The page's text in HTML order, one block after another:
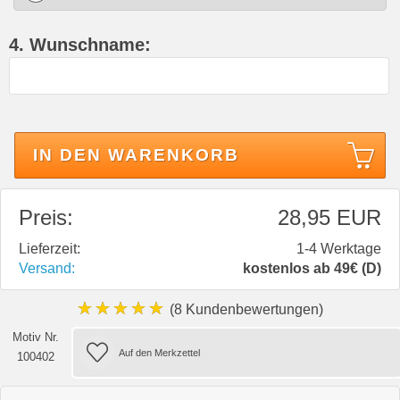
4. Wunschname:
IN DEN WARENKORB
Preis: 28,95 EUR
Lieferzeit:
1-4 Werktage
Versand:
kostenlos ab 49€ (D)
★★★★★ (8 Kundenbewertungen)
Motiv Nr.
100402